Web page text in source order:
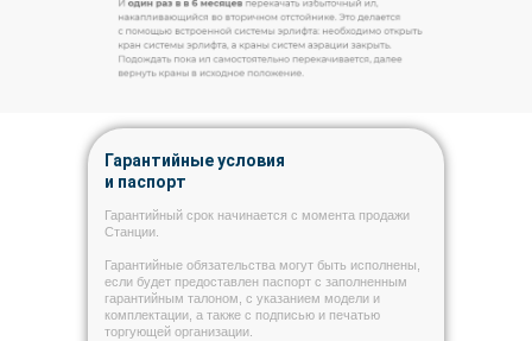
Гарантийные условия
и паспорт
Гарантийный срок начинается с момента продажи
Станции.
Гарантийные обязательства могут быть исполнены,
если будет предоставлен паспорт с заполненным
гарантийным талоном, с указанием модели и
комплектации, а также с подписью и печатью
торгующей организации.